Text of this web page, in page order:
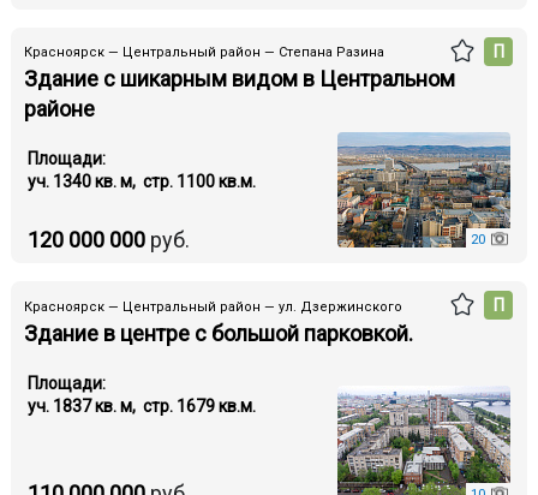
Красноярск — Центральный район — Степана Разина
Здание с шикарным видом в Центральном
районе
П
20
120 000 000руб.
Площади:
уч. 1340 кв. м, стр. 1100 кв.м.
Красноярск — Центральный район — ул. Дзержинского
Здание в центре с большой парковкой.
П
Площади:
уч. 1837 кв. м, стр. 1679 кв.м.